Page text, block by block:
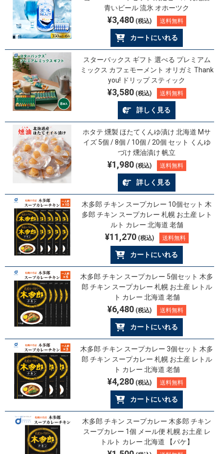
青いビール 流氷 オホーツク
¥3,480(税込) 送料無料
カートにいれる
スターバックス ギフト 選べる プレミアム
ミックス カフェモーメント オリガミ Thank
you! ドリップ スティック
¥3,580(税込) 送料無料
詳しく見る
ホタテ 燻製 ほたてくんゆ漬け 北海道 Mサ
イズ 5個 / 8個 / 10個 / 20個 セット くんゆ
づけ 燻油漬け 帆立
¥1,980(税込) 送料無料
詳しく見る
木多郎 チキン スープカレー 10個セット 木
多郎 チキン スープカレー 札幌 お土産 レト
ルト カレー 北海道 老舗
¥11,270(税込) 送料無料
カートにいれる
木多郎 チキン スープカレー 5個セット 木多
郎 チキン スープカレー 札幌 お土産 レトル
ト カレー 北海道 老舗
¥6,480(税込) 送料無料
カートにいれる
木多郎 チキン スープカレー 3個セット 木多
郎 チキン スープカレー 札幌 お土産 レトル
ト カレー 北海道 老舗
¥4,280(税込) 送料無料
カートにいれる
木多郎 チキン スープカレー 木多郎 チキン
スープカレー 1個 メール便 札幌 お土産 レ
トルト カレー 北海道 【パケ】